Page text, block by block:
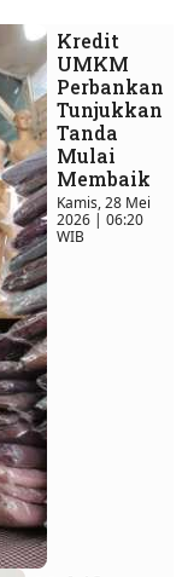
Kredit
UMKM
Perbankan
Tunjukkan
Tanda
Mulai
Membaik
Kamis, 28 Mei
2026 | 06:20
WIB